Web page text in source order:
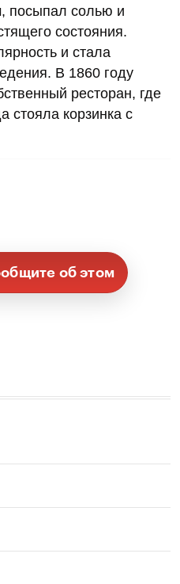
посыпал солью и
состояния.
и стала
В 1860 году
ресторан, где
стояла корзинка с
об этом